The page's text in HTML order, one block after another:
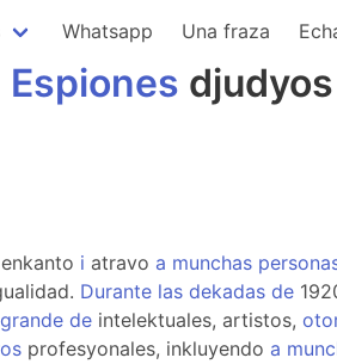
Whatsapp Una fraza
Espiones
i atravo a munchas
Durante las dekadas de
grande de intelektuales, artistos,
profesyonales, inkluyendo a